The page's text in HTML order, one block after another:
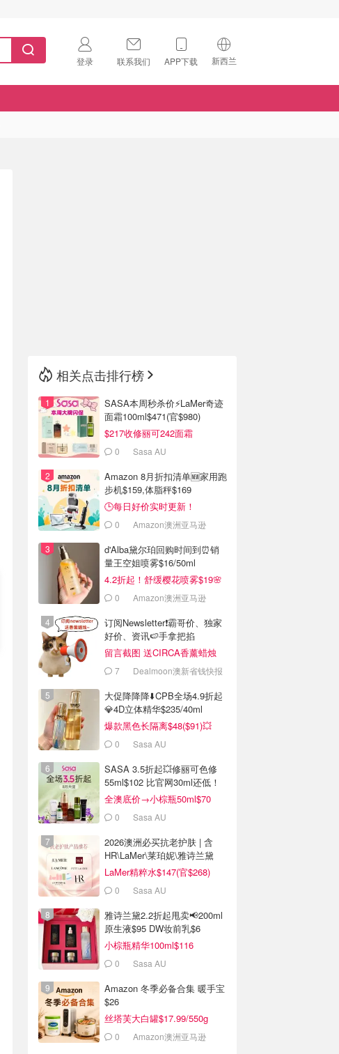
登录 联系我们 APP下载 新西兰
🇺🇸
相关点击排行榜
SASA本周秒杀价⚡️LaMer奇迹
面霜100ml$471(官$980)
$217收修丽可242面霜
0 Sasa AU
Amazon 8月折扣清单🆕家用跑
步机$159,体脂秤$169
🕒每日好价实时更新！
0 Amazon澳洲亚马逊
d'Alba黛尔珀回购时间到⏰️销
量王空姐喷雾$16/50ml
4.2折起！舒缓樱花喷雾$19🌸
0 Amazon澳洲亚马逊
订阅Newsletter❗霸哥价、独家
好价、资讯🍉手拿把掐
留言截图 送CIRCA香薰蜡烛
7 Dealmoon澳新省钱快报
大促降降降⬇️CPB全场4.9折起
💎4D立体精华$235/40ml
爆款黑色长隔离$48($91)💥
0 Sasa AU
SASA 3.5折起💥修丽可色修
55ml$102 比官网30ml还低！
全澳底价→小棕瓶50ml$70
0 Sasa AU
2026澳洲必买抗老护肤 | 含
HR\LaMer\莱珀妮\雅诗兰黛
LaMer精粹水$147(官$268)
0 Sasa AU
雅诗兰黛2.2折起甩卖📢200ml
原生液$95 DW妆前乳$6
小棕瓶精华100ml$116
0 Sasa AU
Amazon 冬季必备合集 暖手宝
$26
丝塔芙大白罐$17.99/550g
0 Amazon澳洲亚马逊